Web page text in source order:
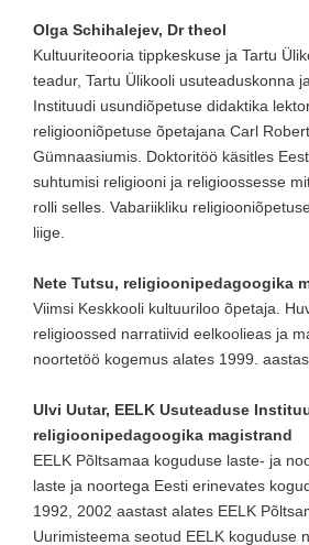
Olga Schihalejev, Dr theol
Kultuuriteooria tippkeskuse ja Tartu
teadur, Tartu Ülikooli usuteaduskonna
Instituudi usundiõpetuse didaktika
religiooniõpetuse õpetajana Carl
Gümnaasiumis. Doktoritöö käsitles
suhtumisi religiooni ja religioossesse
rolli selles. Vabariikliku
liige.
Nete Tutsu, religioonipedagoogika
Viimsi Keskkooli kultuuriloo õpetaja.
religioossed narratiivid eelkoolieas ja
noortetöö kogemus alates 1999.
Ulvi Uutar, EELK Usuteaduse
religioonipedagoogika magistrand
EELK Põltsamaa koguduse laste- ja
laste ja noortega Eesti erinevates
1992, 2002 aastast alates EELK
Uurimisteema seotud EELK koguduse